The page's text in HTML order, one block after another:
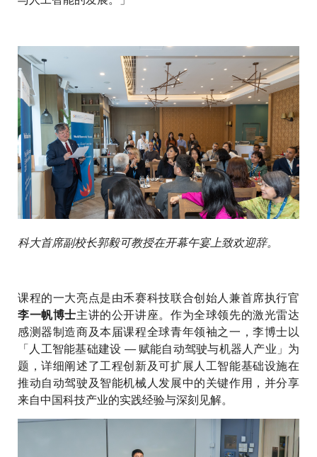
科大首席副校长郭毅可教授在开幕午宴上致欢迎辞。
课程的一大亮点是由禾赛科技联合创始人兼首席执行官
李一帆博士主讲的公开讲座。作为全球领先的激光雷达
感测器制造商及本届课程全球青年领袖之一，李博士以
「人工智能基础建设 — 赋能自动驾驶与机器人产业」为
题，详细阐述了工程创新及可扩展人工智能基础设施在
推动自动驾驶及智能机械人发展中的关键作用，并分享
来自中国科技产业的实践经验与深刻见解。